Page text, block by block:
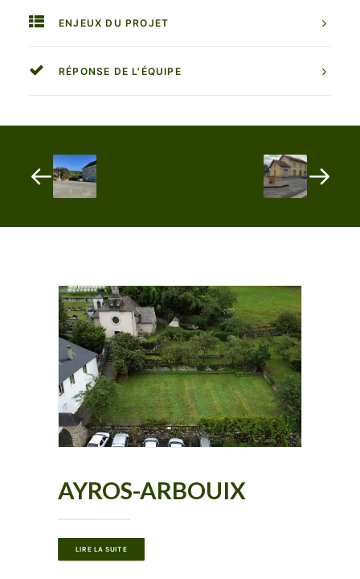
ENJEUX DU PROJET
RÉPONSE DE L'ÉQUIPE
AYROS-ARBOUIX
LIRE LA SUITE